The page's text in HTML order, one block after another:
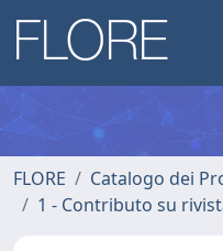
FLORE
Catalogo dei
1 - Contributo su